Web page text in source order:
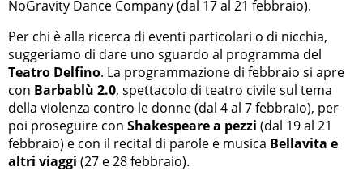
NoGravity Dance Company (dal 17 al 21 febbraio).
Per chi è alla ricerca di eventi particolari o di nicchia,
suggeriamo di dare uno sguardo al programma del
Teatro Delfino. La programmazione di febbraio si apre
con Barbablù 2.0, spettacolo di teatro civile sul tema
della violenza contro le donne (dal 4 al 7 febbraio), per
poi proseguire con Shakespeare a pezzi (dal 19 al 21
febbraio) e con il recital di parole e musica Bellavita e
altri viaggi (27 e 28 febbraio).